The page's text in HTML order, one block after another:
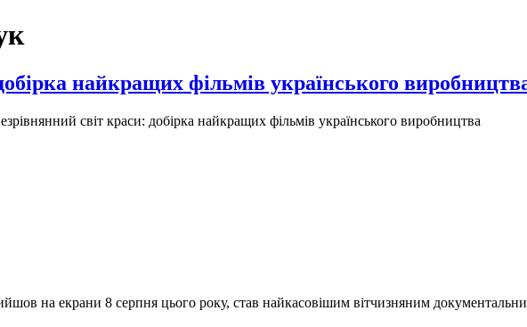
найкращих фільмів українського
світ краси: добірка найкращих фільмів українського виробництва
на екрани 8 серпня цього року, став найкасовішим вітчизняним